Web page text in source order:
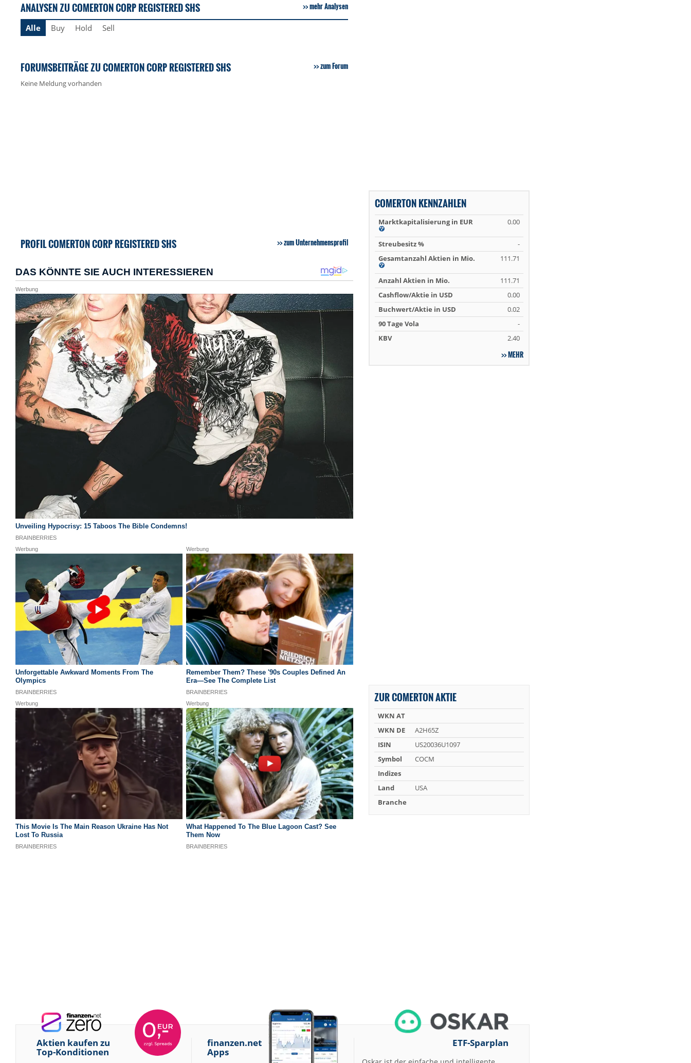
ANALYSEN ZU COMERTON CORP REGISTERED SHS mehr Analysen
Alle Buy Hold Sell
FORUMSBEITRÄGE ZU COMERTON CORP REGISTERED SHS zum Forum
Keine Meldung vorhanden
PROFIL COMERTON CORP REGISTERED SHS zum Unternehmensprofil
COMERTON KENNZAHLEN
Marktkapitalisierung in EUR 0.00
Streubesitz %
-
Gesamtanzahl Aktien in Mio.
111.71
Anzahl Aktien in Mio.
111.71
Cashflow/Aktie in USD
0.00
Buchwert/Aktie in USD
0.02
90 Tage Vola
-
KBV
2.40
MEHR
ZUR COMERTON AKTIE
WKN AT
WKN DE
A2H65Z
ISIN
US20036U1097
Symbol
COCM
Indizes
Land
USA
Branche
Aktien kaufen zu
Top-Konditionen
finanzen.net
Apps
ETF-Sparplan